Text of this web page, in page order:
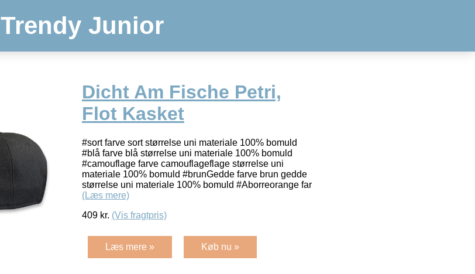
Trendy Junior
Dicht Am Fische Petri,
Flot Kasket
#sort farve sort størrelse uni materiale 100% bomuld
#blå farve blå størrelse uni materiale 100% bomuld
#camouflage farve camouflageflage størrelse uni
materiale 100% bomuld #brunGedde farve brun gedde
størrelse uni materiale 100% bomuld #Aborreorange far
(Læs mere)
409 kr. (Vis fragtpris)
Læs mere » Køb nu »